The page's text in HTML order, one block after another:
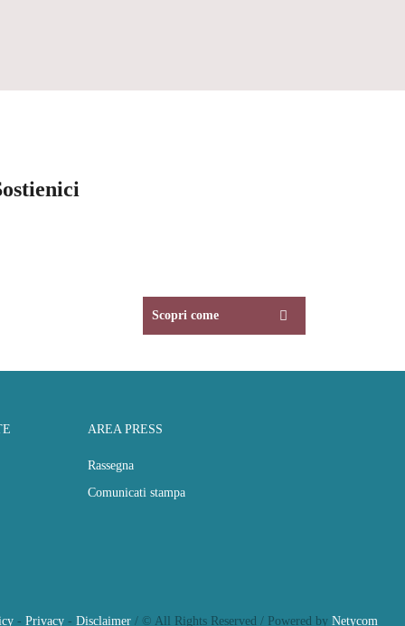
Scopri come
AREA PRESS
Rassegna
Comunicati stampa
- Privacy - Disclaimer / © All Rights Reserved / Powered by Netycom